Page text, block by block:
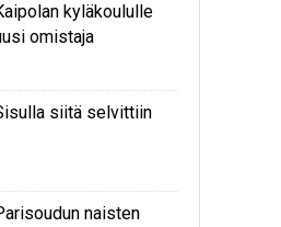
kyläkoululle
omistaja
siitä selvittiin
naisten